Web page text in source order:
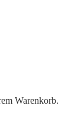
Warenkorb.